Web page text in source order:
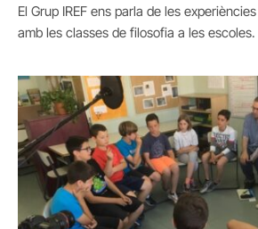
El Grup IREF ens parla de les
amb les classes de filosofia a les escoles.